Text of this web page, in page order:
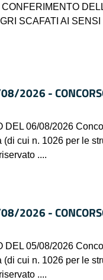
SCAFATI AI
2026 -
DEL 06/08/2026
cui n. 1026 per le
....
2026 -
DEL 05/08/2026
cui n. 1026 per le
....